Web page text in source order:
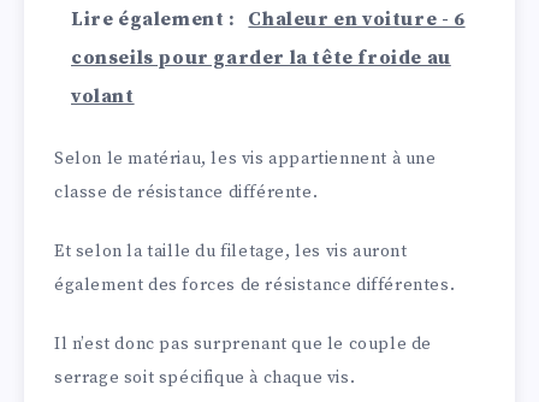
Lire également :
Chaleur en voiture - 6
conseils pour garder la tête froide au
volant
Selon le matériau, les vis appartiennent à une
classe de résistance différente.
Et selon la taille du filetage, les vis auront
également des forces de résistance différentes.
Il n’est donc pas surprenant que le couple de
serrage soit spécifique à chaque vis.